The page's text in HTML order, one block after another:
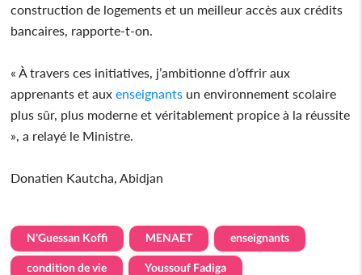
construction de logements et un meilleur accès aux crédits
bancaires, rapporte-t-on.
« À travers ces initiatives, j’ambitionne d’offrir aux
apprenants et auxenseignants un environnement scolaire
plus sûr, plus moderne et véritablement propice à la réussite
», a relayé le Ministre.
Donatien Kautcha, Abidjan
N'Guessan Koffi MENAET enseignants
condition de vie Youssouf Fadiga